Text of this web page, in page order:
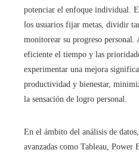
potenciar el enfoque individual.
los usuarios fijar metas, dividir
monitorear su progreso
eficiente el tiempo y las
experimentar una mejora
productividad y bienestar,
la sensación de logro personal.
En el ámbito del análisis de
avanzadas como Tableau,